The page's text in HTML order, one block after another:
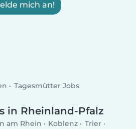
mich an!
Tagesmütter Jobs
in Rheinland-Pfalz
am Rhein Koblenz
Trier